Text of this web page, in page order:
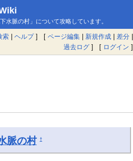
水脈の村」について攻略しています。
索 | ヘルプ] [ ページ編集 | 新規作成 | 差分 |
過去ログ ] [ ログイン ]
脈の村 †